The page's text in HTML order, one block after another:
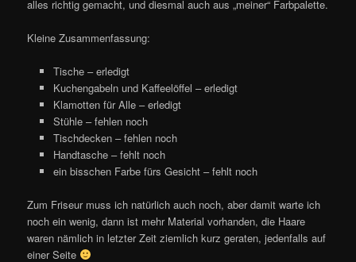
alles richtig gemacht, und diesmal auch aus „meiner“ Farbpalette.
Kleine Zusammenfassung:
Tische – erledigt
Kuchengabeln und Kaffeelöffel – erledigt
Klamotten für Alle – erledigt
Stühle – fehlen noch
Tischdecken – fehlen noch
Handtasche – fehlt noch
ein bisschen Farbe fürs Gesicht – fehlt noch
Zum Friseur muss ich natürlich auch noch, aber damit warte ich
noch ein wenig, dann ist mehr Material vorhanden, die Haare
waren nämlich in letzter Zeit ziemlich kurz geraten, jedenfalls auf
einer Seite